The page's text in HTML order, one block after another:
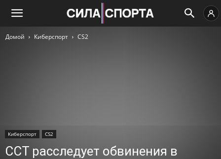
Домой Киберспорт CS2
Киберспорт CS2
CCT расследует обвинения в